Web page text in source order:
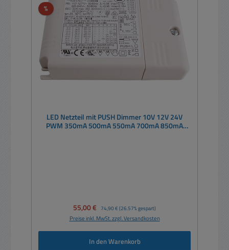
%Rabatt
LED Netzteil mit PUSH Dimmer 10V 12V 24V
PWM 350mA 500mA 550mA 700mA 850mA
Verkaufspreis:
55,00 € Regulärer Preis:
74,90 € (26.57% gespart)
Preise inkl. MwSt. zzgl. Versandkosten
In den Warenkorb